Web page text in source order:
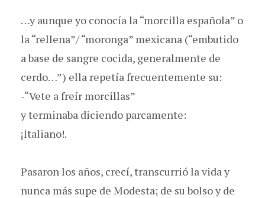
…y aunque yo conocía la “morcilla española” o
la “rellena”/ “moronga” mexicana (“embutido
a base de sangre cocida, generalmente de
cerdo…”) ella repetía frecuentemente su:
-“Vete a freír morcillas”
y terminaba diciendo parcamente:
¡Italiano!.
Pasaron los años, crecí, transcurrió la vida y
nunca más supe de Modesta; de su bolso y de